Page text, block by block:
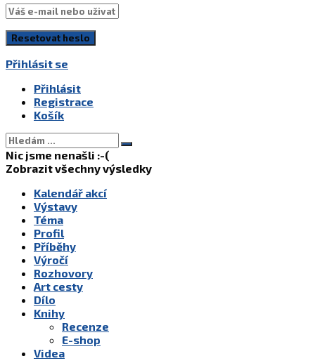
Přihlásit se
Přihlásit
Registrace
Košík
Nic jsme nenašli :-(
Zobrazit všechny výsledky
Kalendář akcí
Výstavy
Téma
Profil
Příběhy
Výročí
Rozhovory
Art cesty
Dílo
Knihy
Recenze
E-shop
Videa